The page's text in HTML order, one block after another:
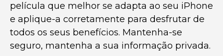
película que melhor se adapta ao seu iPhone
e aplique-a corretamente para desfrutar de
todos os seus benefícios. Mantenha-se
seguro, mantenha a sua informação privada.